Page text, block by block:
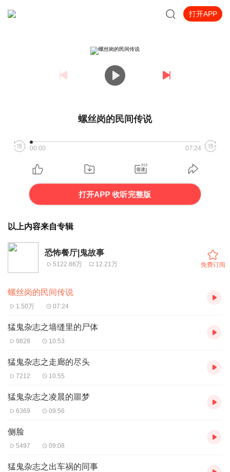
打开APP
螺丝岗的民间传说
00:00 07:24
打开APP 收听完整版
以上内容来自专辑
恐怖餐厅|鬼故事
5122.86万 12.21万 免费订阅
螺丝岗的民间传说
1.50万 07:24
猛鬼杂志之墙缝里的尸体
9828 10:53
猛鬼杂志之走廊的尽头
7212 10:55
猛鬼杂志之凌晨的噩梦
6369 09:56
侧脸
5497 09:08
猛鬼杂志之出车祸的同事